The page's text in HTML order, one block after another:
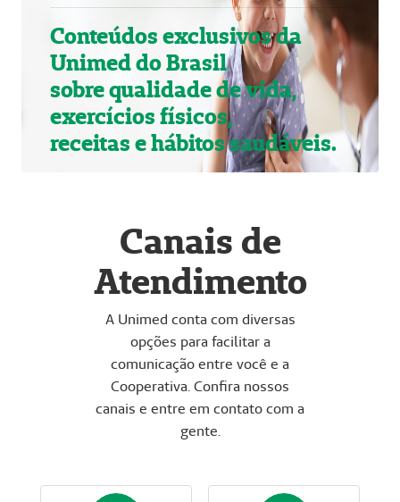
Conteúdos exclusivos da
Unimed do Brasil
sobre qualidade de vida,
exercícios físicos,
receitas e hábitos saudáveis.
Canais de
Atendimento
A Unimed conta com diversas
opções para facilitar a
comunicação entre você e a
Cooperativa. Confira nossos
canais e entre em contato com a
gente.